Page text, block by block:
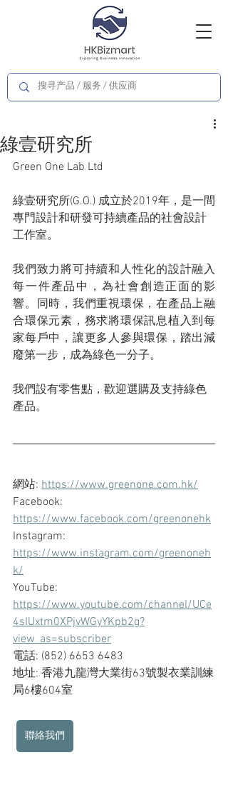
綠壹研究所
Green One Lab Ltd
綠壹研究所(G.O.) 成立於2019年，是一間
專門設計和研發可持續產品的社會設計
工作室。
我們致力將可持續和人性化的設計融入
每一件產品中，為社會創造正面的影
響。同時，我們重視環保，在產品上融
合環保元素，務求將環保訊息植入到每
家每戶中，讓更多人參與環保，踏出減
廢第一步，成為綠色一分子。
我們設有零售點，歡迎選購及支持綠色
產品。
網站: https://www.greenone.com.hk/
Facebook:
https://www.facebook.com/greenonehk
Instagram:
https://www.instagram.com/greenoneh
k/
YouTube:
https://www.youtube.com/channel/UCe
4sIUxtm0XPjvWGyYKpb2g?
view_as=subscriber
電話: (852) 6653 6483
地址: 香港九龍灣大業街63號製衣業訓練
局6樓604室
聯絡我們